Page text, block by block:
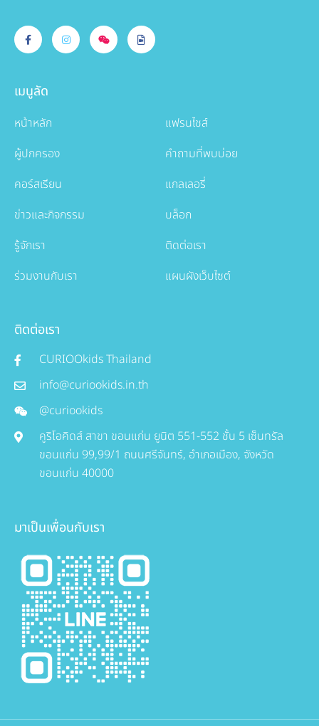
เมนูลัด
หน้าหลัก
ผู้ปกครอง
คอร์สเรียน
ข่าวและกิจกรรม
รู้จักเรา
ร่วมงานกับเรา
แฟรนไชส์
คำถามที่พบบ่อย
แกลเลอรี่
บล็อก
ติดต่อเรา
แผนผังเว็บไซต์
ติดต่อเรา
CURIOOkids Thailand
info@curiookids.in.th
@curiookids
คูริโอคิดส์ สาขา ขอนแก่น ยูนิต 551-552 ชั้น 5 เซ็นทรัล
ขอนแก่น 99,99/1 ถนนศรีจันทร์, อำเภอเมือง, จังหวัด
ขอนแก่น 40000
มาเป็นเพื่อนกับเรา